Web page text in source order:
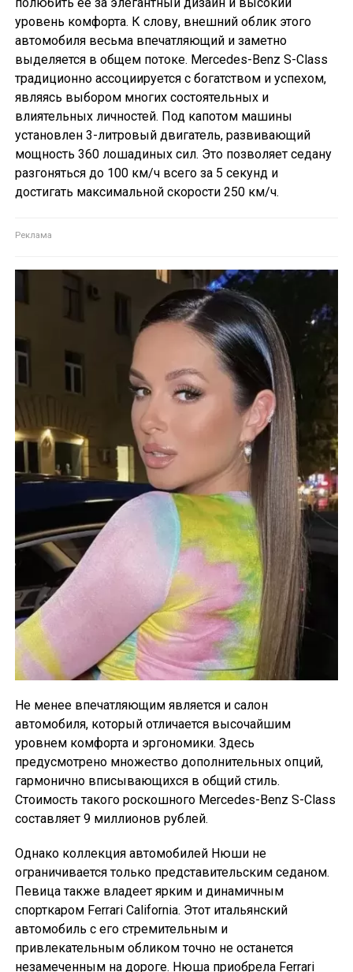
уровень комфорта. К слову, внешний облик этого
автомобиля весьма впечатляющий и заметно
выделяется в общем потоке. Mercedes-Benz S-Class
традиционно ассоциируется с богатством и успехом,
являясь выбором многих состоятельных и
влиятельных личностей. Под капотом машины
установлен 3-литровый двигатель, развивающий
мощность 360 лошадиных сил. Это позволяет седану
разгоняться до 100 км/ч всего за 5 секунд и
достигать максимальной скорости 250 км/ч.
Не менее впечатляющим является и салон
автомобиля, который отличается высочайшим
уровнем комфорта и эргономики. Здесь
предусмотрено множество дополнительных опций,
гармонично вписывающихся в общий стиль.
Стоимость такого роскошного Mercedes-Benz S-Class
составляет 9 миллионов рублей.
Однако коллекция автомобилей Нюши не
ограничивается только представительским седаном.
Певица также владеет ярким и динамичным
спорткаром Ferrari California. Этот итальянский
автомобиль с его стремительным и
привлекательным обликом точно не останется
незамеченным на дороге. Нюша приобрела Ferrari